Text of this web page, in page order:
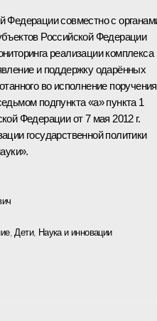
Федерации совместно с
Российской Федерации
реализации комплекса
и поддержку одарённых
во исполнение
подпункта «а» пункта 1
Федерации от 7 мая 2012 г.
государственной политики
, Дети, Наука и инновации